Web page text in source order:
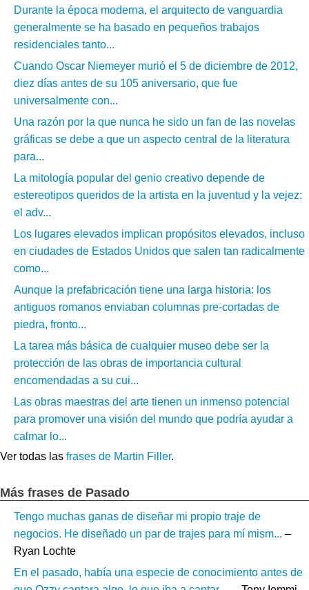
Durante la época moderna, el arquitecto de vanguardia
generalmente se ha basado en pequeños trabajos
residenciales tanto...
Cuando Oscar Niemeyer murió el 5 de diciembre de 2012,
diez días antes de su 105 aniversario, que fue
universalmente con...
Una razón por la que nunca he sido un fan de las novelas
gráficas se debe a que un aspecto central de la literatura
para...
La mitología popular del genio creativo depende de
estereotipos queridos de la artista en la juventud y la vejez:
el adv...
Los lugares elevados implican propósitos elevados, incluso
en ciudades de Estados Unidos que salen tan radicalmente
como...
Aunque la prefabricación tiene una larga historia: los
antiguos romanos enviaban columnas pre-cortadas de
piedra, fronto...
La tarea más básica de cualquier museo debe ser la
protección de las obras de importancia cultural
encomendadas a su cui...
Las obras maestras del arte tienen un inmenso potencial
para promover una visión del mundo que podría ayudar a
calmar lo...
Ver todas las frases de Martin Filler.
Más frases de Pasado
Tengo muchas ganas de diseñar mi propio traje de
negocios. He diseñado un par de trajes para mí mism... –
Ryan Lochte
En el pasado, había una especie de conocimiento antes de